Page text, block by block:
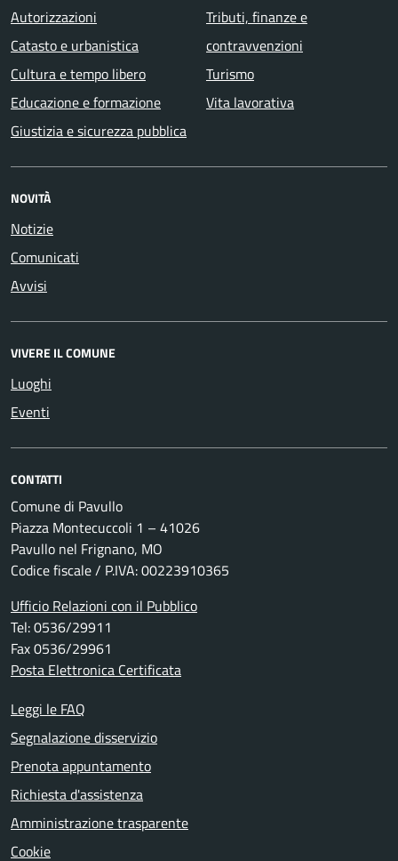
Autorizzazioni
Catasto e urbanistica
Cultura e tempo libero
Educazione e formazione
Giustizia e sicurezza pubblica
Tributi, finanze e
contravvenzioni
Turismo
Vita lavorativa
NOVITÀ
Notizie
Comunicati
Avvisi
VIVERE IL COMUNE
Luoghi
Eventi
CONTATTI
Comune di Pavullo
Piazza Montecuccoli 1 – 41026
Pavullo nel Frignano, MO
Codice fiscale / P.IVA: 00223910365
Ufficio Relazioni con il Pubblico
Tel: 0536/29911
Fax 0536/29961
Posta Elettronica Certificata
Leggi le FAQ
Segnalazione disservizio
Prenota appuntamento
Richiesta d'assistenza
Amministrazione trasparente
Cookie